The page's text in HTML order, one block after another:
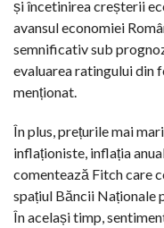
și încetinirea creșterii
avansul economiei
semnificativ sub
evaluarea ratingului din
menționat.
În plus, prețurile mai
inflaționiste, inflația
comentează Fitch care
spațiul Băncii Naționale
În același timp,